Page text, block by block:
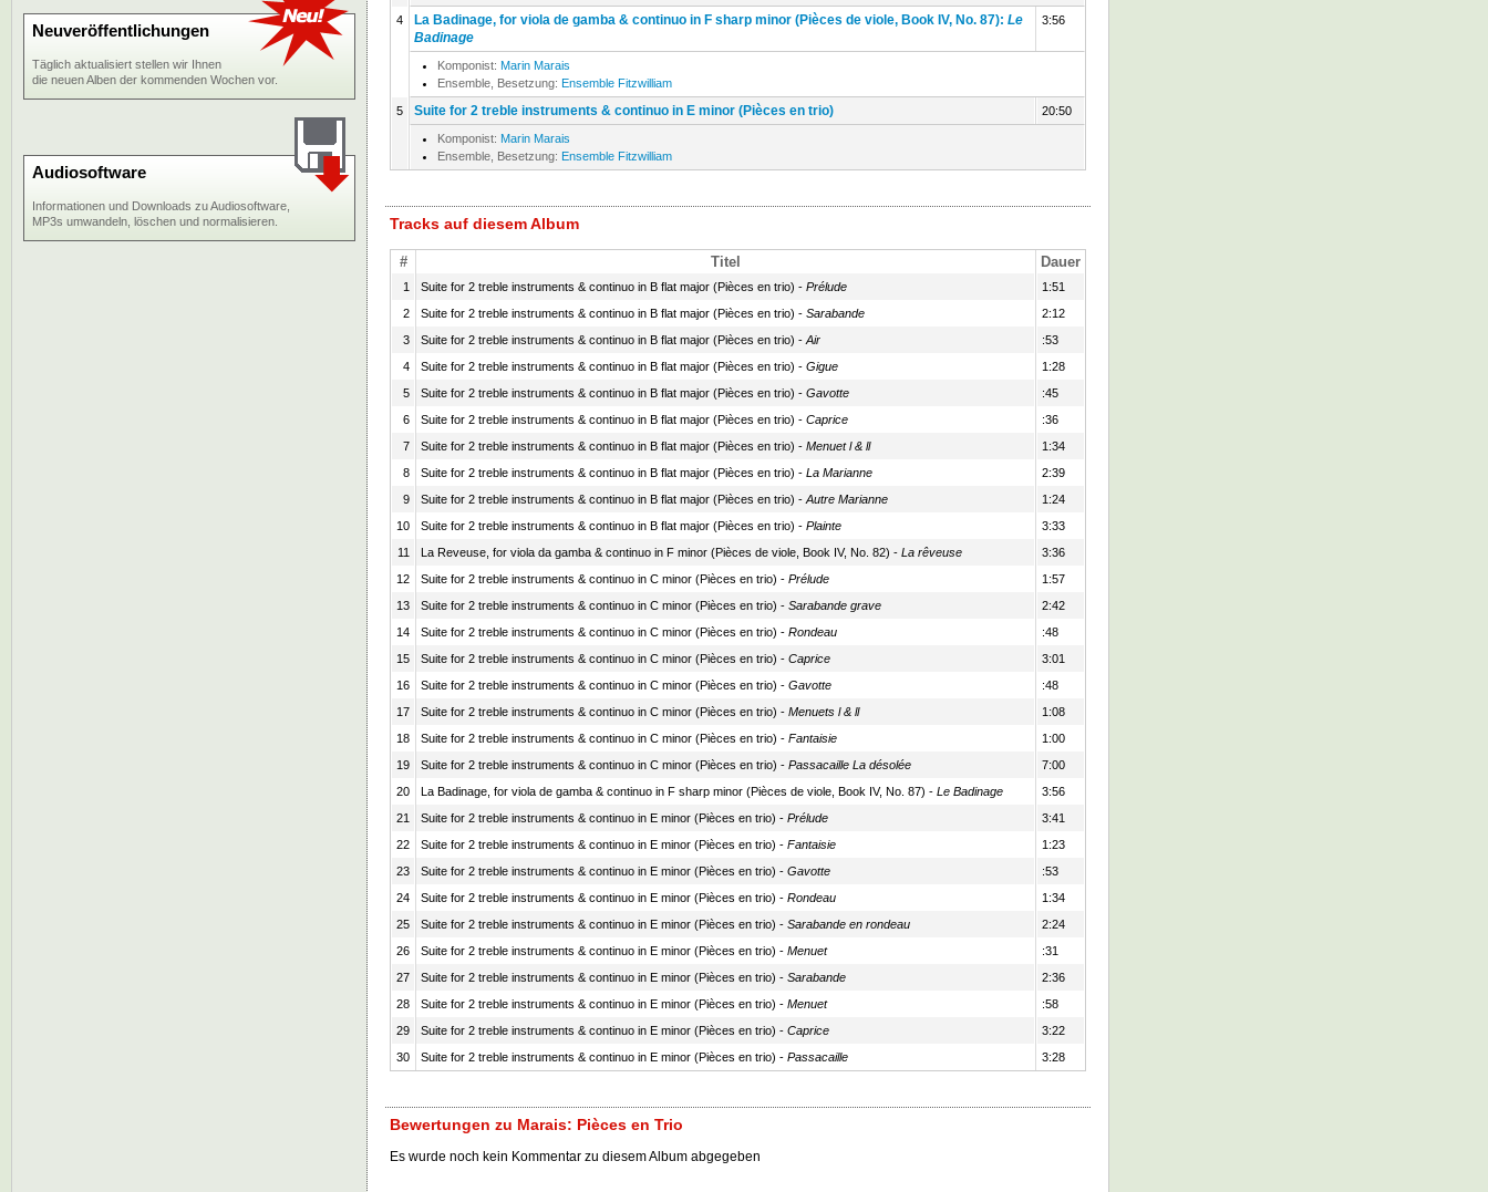
4 La Badinage, for viola de gamba & continuo in F sharp minor (Pièces de viole, Book IV, No. 87): Le
Badinage
3:56
Komponist: Marin Marais
Ensemble, Besetzung: Ensemble Fitzwilliam
5 Suite for 2 treble instruments & continuo in E minor (Pièces en trio) 20:50
Komponist: Marin Marais
Ensemble, Besetzung: Ensemble Fitzwilliam
Tracks auf diesem Album
# Titel Dauer
1 Suite for 2 treble instruments & continuo in B flat major (Pièces en trio) - Prélude
1:51
2
Suite for 2 treble instruments & continuo in B flat major (Pièces en trio) - Sarabande
2:12
3
Suite for 2 treble instruments & continuo in B flat major (Pièces en trio) - Air
:53
4
Suite for 2 treble instruments & continuo in B flat major (Pièces en trio) - Gigue
1:28
5
Suite for 2 treble instruments & continuo in B flat major (Pièces en trio) - Gavotte
:45
6
Suite for 2 treble instruments & continuo in B flat major (Pièces en trio) - Caprice
:36
7
Suite for 2 treble instruments & continuo in B flat major (Pièces en trio) - Menuet l & ll
1:34
8
Suite for 2 treble instruments & continuo in B flat major (Pièces en trio) - La Marianne
2:39
9
Suite for 2 treble instruments & continuo in B flat major (Pièces en trio) - Autre Marianne
1:24
10
Suite for 2 treble instruments & continuo in B flat major (Pièces en trio) - Plainte
3:33
11
La Reveuse, for viola da gamba & continuo in F minor (Pièces de viole, Book IV, No. 82) - La rêveuse
3:36
12
Suite for 2 treble instruments & continuo in C minor (Pièces en trio) - Prélude
1:57
13
Suite for 2 treble instruments & continuo in C minor (Pièces en trio) - Sarabande grave
2:42
14
Suite for 2 treble instruments & continuo in C minor (Pièces en trio) - Rondeau
:48
15
Suite for 2 treble instruments & continuo in C minor (Pièces en trio) - Caprice
3:01
16
Suite for 2 treble instruments & continuo in C minor (Pièces en trio) - Gavotte
:48
17
Suite for 2 treble instruments & continuo in C minor (Pièces en trio) - Menuets l & ll
1:08
18
Suite for 2 treble instruments & continuo in C minor (Pièces en trio) - Fantaisie
1:00
19
Suite for 2 treble instruments & continuo in C minor (Pièces en trio) - Passacaille La désolée
7:00
20
La Badinage, for viola de gamba & continuo in F sharp minor (Pièces de viole, Book IV, No. 87) - Le Badinage
3:56
21
Suite for 2 treble instruments & continuo in E minor (Pièces en trio) - Prélude
3:41
22
Suite for 2 treble instruments & continuo in E minor (Pièces en trio) - Fantaisie
1:23
23
Suite for 2 treble instruments & continuo in E minor (Pièces en trio) - Gavotte
:53
24
Suite for 2 treble instruments & continuo in E minor (Pièces en trio) - Rondeau
1:34
25
Suite for 2 treble instruments & continuo in E minor (Pièces en trio) - Sarabande en rondeau
2:24
26
Suite for 2 treble instruments & continuo in E minor (Pièces en trio) - Menuet
:31
27
Suite for 2 treble instruments & continuo in E minor (Pièces en trio) - Sarabande
2:36
28
Suite for 2 treble instruments & continuo in E minor (Pièces en trio) - Menuet
:58
29
Suite for 2 treble instruments & continuo in E minor (Pièces en trio) - Caprice
3:22
30
Suite for 2 treble instruments & continuo in E minor (Pièces en trio) - Passacaille 3:28
Bewertungen zu Marais: Pièces en Trio
Es wurde noch kein Kommentar zu diesem Album abgegeben
Neuveröffentlichungen
Täglich aktualisiert stellen wir Ihnen
die neuen Alben der kommenden Wochen vor.
Audiosoftware
Informationen und Downloads zu Audiosoftware,
MP3s umwandeln, löschen und normalisieren.